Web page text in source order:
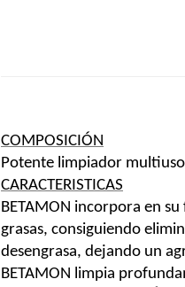
COMPOSICIÓN
Potente limpiador
CARACTERISTICAS
BETAMON incorpora en
grasas, consiguiendo
desengrasa, dejando un
BETAMON limpia